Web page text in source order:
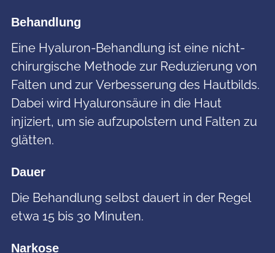
Behandlung
Eine Hyaluron-Behandlung ist eine nicht-
chirurgische Methode zur Reduzierung von
Falten und zur Verbesserung des Hautbilds.
Dabei wird Hyaluronsäure in die Haut
injiziert, um sie aufzupolstern und Falten zu
glätten.
Dauer
Die Behandlung selbst dauert in der Regel
etwa 15 bis 30 Minuten.
Narkose